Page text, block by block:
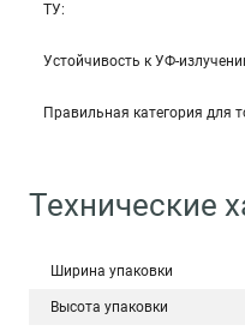
ТУ:
Устойчивость к УФ-
Правильная категория для
Технические
Ширина упаковки
Высота упаковки